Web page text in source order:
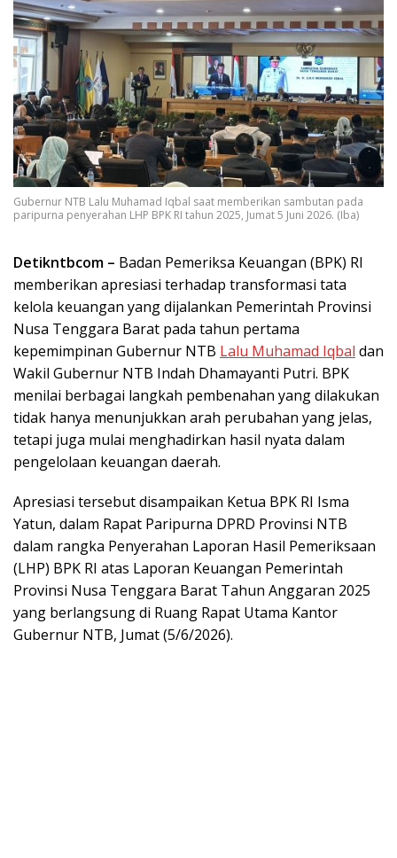
Gubernur NTB Lalu Muhamad Iqbal saat memberikan sambutan pada
paripurna penyerahan LHP BPK RI tahun 2025, Jumat 5 Juni 2026. (Iba)
Detikntbcom – Badan Pemeriksa Keuangan (BPK) RI
memberikan apresiasi terhadap transformasi tata
kelola keuangan yang dijalankan Pemerintah Provinsi
Nusa Tenggara Barat pada tahun pertama
kepemimpinan Gubernur NTB Lalu Muhamad Iqbal dan
Wakil Gubernur NTB Indah Dhamayanti Putri. BPK
menilai berbagai langkah pembenahan yang dilakukan
tidak hanya menunjukkan arah perubahan yang jelas,
tetapi juga mulai menghadirkan hasil nyata dalam
pengelolaan keuangan daerah.
Apresiasi tersebut disampaikan Ketua BPK RI Isma
Yatun, dalam Rapat Paripurna DPRD Provinsi NTB
dalam rangka Penyerahan Laporan Hasil Pemeriksaan
(LHP) BPK RI atas Laporan Keuangan Pemerintah
Provinsi Nusa Tenggara Barat Tahun Anggaran 2025
yang berlangsung di Ruang Rapat Utama Kantor
Gubernur NTB, Jumat (5/6/2026).